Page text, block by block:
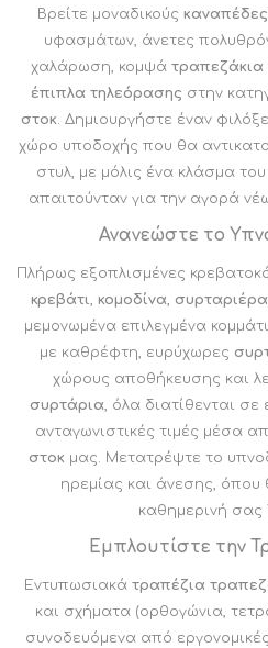
Βρείτε μοναδικούς καναπέδες
υφασμάτων, άνετες
χαλάρωση, κομψά τραπεζάκια
έπιπλα τηλεόρασης στην
στοκ. Δημιουργήστε έναν
χώρο υποδοχής που θα
στυλ, με μόλις ένα κλάσμα
απαιτούνταν για την αγορά
Ανανεώστε το
Πλήρως εξοπλισμένες
κρεβάτι, κομοδίνα, συρταριέρα
μεμονωμένα επιλεγμένα
με καθρέφτη, ευρύχωρες
χώρους αποθήκευσης και
συρτάρια, όλα διατίθενται σε
ανταγωνιστικές τιμές μέσα
στοκ μας. Μετατρέψτε το
ηρεμίας και άνεσης,
καθημερινή σας
Εμπλουτίστε την
Εντυπωσιακά τραπέζια
και σχήματα (ορθογώνια,
συνοδευόμενα από